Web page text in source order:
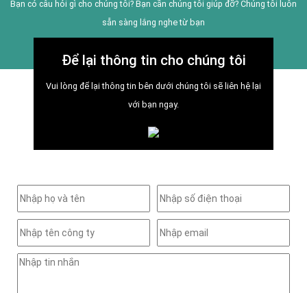
Bạn có câu hỏi gì cho chúng tôi? Bạn cần chúng tôi giúp đỡ? Chúng tôi luôn
sẵn sàng lắng nghe từ bạn
Để lại thông tin cho chúng tôi
Vui lòng để lại thông tin bên dưới chúng tôi sẽ liên hệ lại
với bạn ngay.